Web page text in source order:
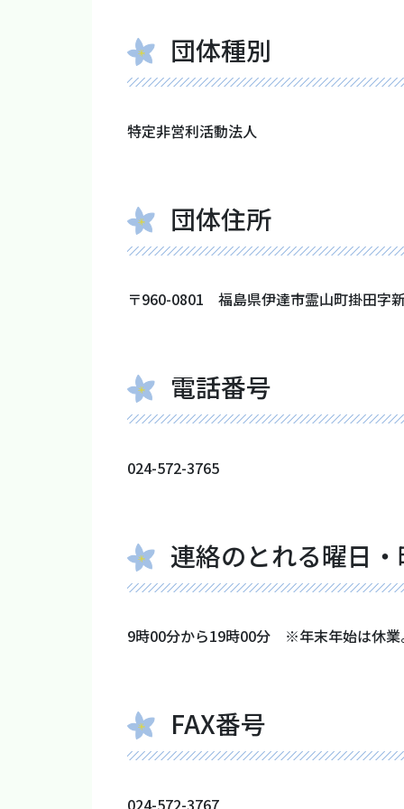
団体種別
特定非営利活動法人
団体住所
〒960-0801 福島県伊達市霊山町掛田字
電話番号
024-572-3765
連絡のとれる曜日
9時00分から19時00分 ※年末年始は休業
FAX番号
024-572-3767